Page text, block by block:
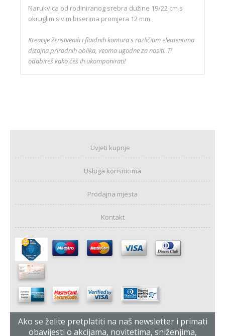
Narukvica od rodiniranog srebra dužine 19/22 cm s
okruglim sivim biserima promjera 12 mm.
Kreacije ženstvenih i fluidnih kontura s različitim elementima
dizajna prirodnih oblika, veoma ugodne za nositi. Ti
odabireš kako ćeš ih ukomponirati!
Uvjeti kupnje
Usluga korisnicima
Prodajna mjesta
Kontakt
Ako se želite pretplatiti na naš newsletter i primati
obavijesti o akcijama, novitetima, sniženjima,